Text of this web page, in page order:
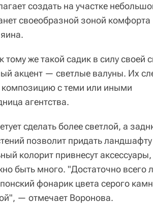
создать на участке
своеобразной зоной комфорта
тому же такой садик в силу своей
акцент — светлые валуны. Их
композицию с теми или иными
агентства.
сделать более светлой, а
позволит придать ландшафту
колорит привнесут
быть много. "Достаточно всего
фонарик цвета серого
— отмечает Воронова.